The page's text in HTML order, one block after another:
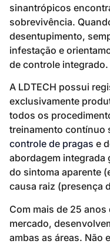
sinantrópicos
sobrevivência.
desentupimento,
infestação e
de controle integrado.
A LDTECH possui
exclusivamente
todos os
treinamento contínuo
controle de pragas e
abordagem integrada
do sintoma aparente
causa raiz (presença
Com mais de 25
mercado,
ambas as áreas. Não